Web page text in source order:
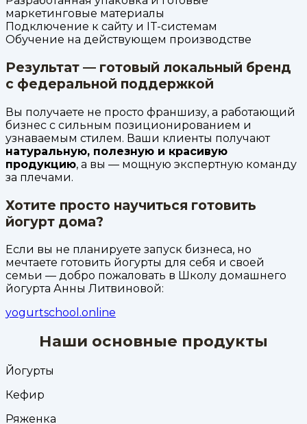
маркетинговые материалы
Подключение к сайту и IT-системам
Обучение на действующем производстве
Результат — готовый локальный бренд
с федеральной поддержкой
Вы получаете не просто франшизу, а работающий
бизнес с сильным позиционированием и
узнаваемым стилем. Ваши клиенты получают
натуральную, полезную и красивую
продукцию, а вы — мощную экспертную команду
за плечами.
Хотите просто научиться готовить
йогурт дома?
Если вы не планируете запуск бизнеса, но
мечтаете готовить йогурты для себя и своей
семьи — добро пожаловать в Школу домашнего
йогурта Анны Литвиновой:
yogurtschool.online
Наши основные продукты
Йогурты
Кефир
Ряженка